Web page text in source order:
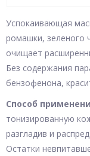
Успокаивающая
ромашки, зеленого
очищает
Без содержания
бензофенона,
Способ
тонизированную
разгладив и
Остатки